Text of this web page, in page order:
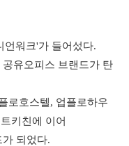
언워크'가 들어섰다.
유오피스 브랜드가 탄
로호스텔, 업플로하우
키친에 이어
되었다.